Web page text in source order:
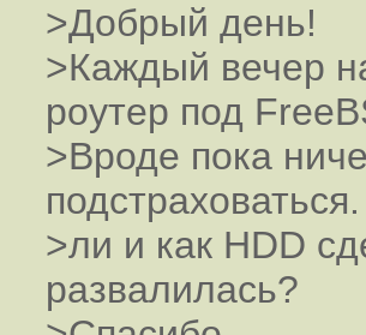
>Добрый день!
>Каждый вечер
роутер под
>Вроде пока
>ли и как HDD
развалилась?